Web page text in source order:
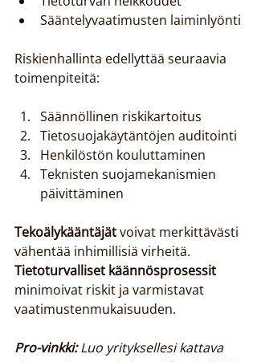
Sääntelyvaatimusten laiminlyönti
Riskienhallinta edellyttää seuraavia
toimenpiteitä:
Säännöllinen riskikartoitus
Tietosuojakäytäntöjen auditointi
Henkilöstön kouluttaminen
Teknisten suojamekanismien
päivittäminen
Tekoälykääntäjät voivat merkittävästi
vähentää inhimillisiä virheitä.
Tietoturvalliset käännösprosessit
minimoivat riskit ja varmistavat
vaatimustenmukaisuuden.
Pro-vinkki: Luo yrityksellesi kattava